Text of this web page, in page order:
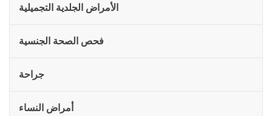
الأمراض الجلدية التجميلية
فحص الصحة الجنسية
جراحة
أمراض النساء